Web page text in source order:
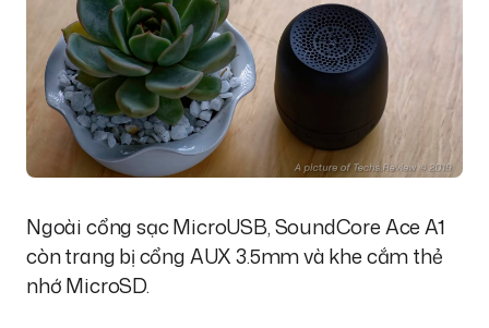
Ngoài cổng sạc MicroUSB, SoundCore Ace A1
còn trang bị cổng AUX 3.5mm và khe cắm thẻ
nhớ MicroSD.